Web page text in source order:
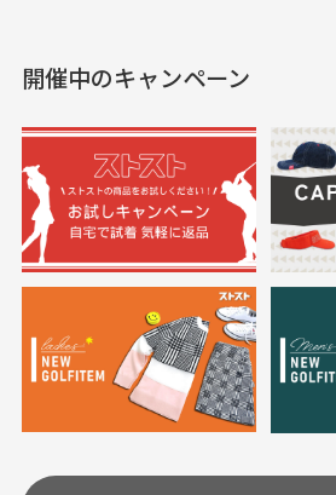
満足です。
30代女性
高価なブルゾンがお
い
す
送料はいくらかかりますか？
何点ご購入頂いた場合も全国一
いております。(1配送先につき)
また5,000円(税込)以上お買い物
※必ず１つのショッピングカー
ご注文下さいませ。
定休日はありますか？
土.日.祝日は定休日となっており
実寸サイズについて
一点一点手作業で計測しており
差が生じる場合がございます。
においについて
ユーズド商品の特性故、メンテ
すが、におい（煙草、香水、お
り、柔軟剤等)が付着している場
開催中のキャンペーン